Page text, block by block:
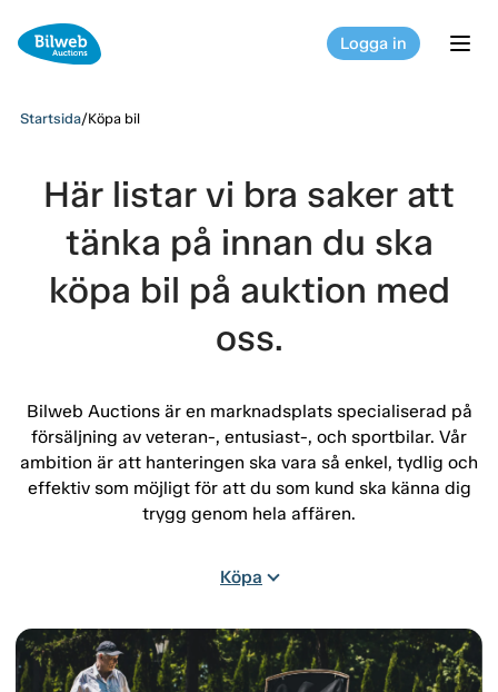
Logga in
Startsida/Köpa bil
Här listar vi bra saker att
tänka på innan du ska
köpa bil på auktion med
oss.
Bilweb Auctions är en marknadsplats specialiserad på
försäljning av veteran-, entusiast-, och sportbilar. Vår
ambition är att hanteringen ska vara så enkel, tydlig och
effektiv som möjligt för att du som kund ska känna dig
trygg genom hela affären.
Köpa